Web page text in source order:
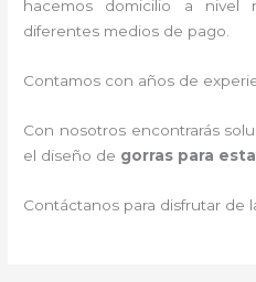
hacemos domicilio a nivel
diferentes medios de pago.
Contamos con años de
Con nosotros encontrarás
el diseño de gorras para
Contáctanos para disfrutar de